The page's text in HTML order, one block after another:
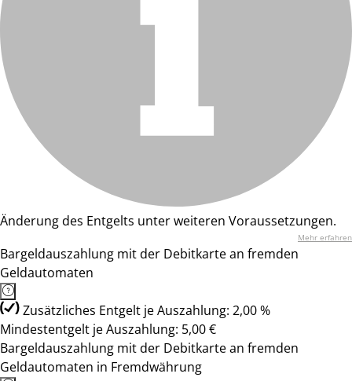
Änderung des Entgelts unter weiteren Voraussetzungen.
Mehr erfahren
Bargeldauszahlung mit der Debitkarte an fremden
Geldautomaten
Zusätzliches Entgelt je Auszahlung: 2,00 %
Mindestentgelt je Auszahlung: 5,00 €
Bargeldauszahlung mit der Debitkarte an fremden
Geldautomaten in Fremdwährung